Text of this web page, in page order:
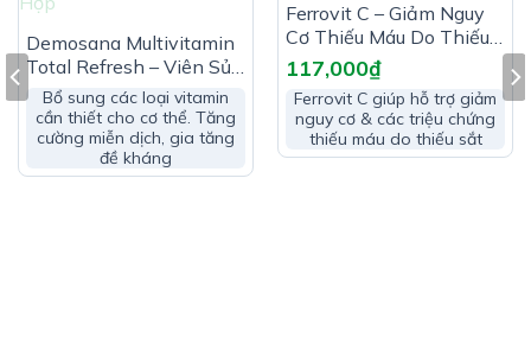
Demosana Multivitamin
Total Refresh – Viên Sủi
Bổ Sung Vitamin Tổng
Hợp
Bổ sung các loại vitamin
cần thiết cho cơ thể. Tăng
cường miễn dịch, gia tăng
đề kháng
Ferrovit C – Giảm Nguy
Cơ Thiếu Máu Do Thiếu
Sắt
117,000₫
Ferrovit C giúp hỗ trợ giảm
nguy cơ & các triệu chứng
thiếu máu do thiếu sắt